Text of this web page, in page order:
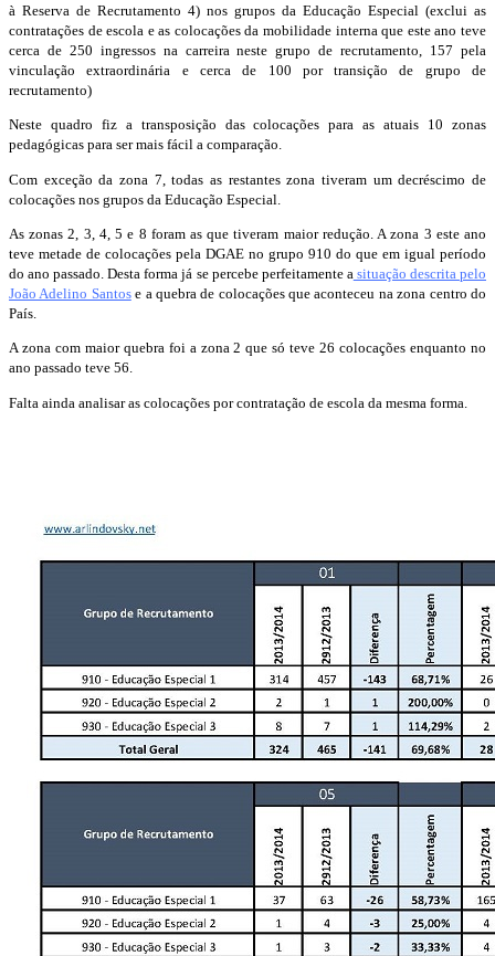
à Reserva de Recrutamento 4) nos grupos da Educação Especial (exclui as
contratações de escola e as colocações da mobilidade interna que este ano teve
cerca de 250 ingressos na carreira neste grupo de recrutamento, 157 pela
vinculação extraordinária e cerca de 100 por transição de grupo de
recrutamento)
Neste quadro fiz a transposição das colocações para as atuais 10 zonas
pedagógicas para ser mais fácil a comparação.
Com exceção da zona 7, todas as restantes zona tiveram um decréscimo de
colocações nos grupos da Educação Especial.
As zonas 2, 3, 4, 5 e 8 foram as que tiveram maior redução. A zona 3 este ano
teve metade de colocações pela DGAE no grupo 910 do que em igual período
do ano passado. Desta forma já se percebe perfeitamente a situação descrita pelo
João Adelino Santose a quebra de colocações que aconteceu na zona centro do
País.
A zona com maior quebra foi a zona 2 que só teve 26 colocações enquanto no
ano passado teve 56.
Falta ainda analisar as colocações por contratação de escola da mesma forma.